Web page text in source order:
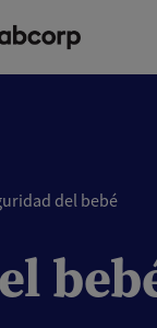
del bebé